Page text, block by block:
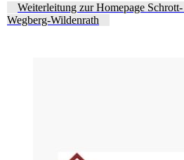
Weiterleitung zur Homepage
Wegberg-Wildenrath